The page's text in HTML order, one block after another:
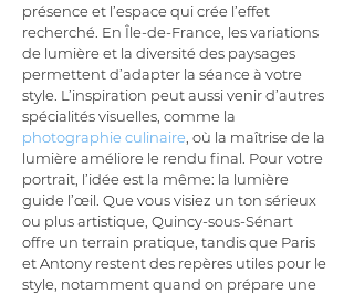
présence et l’espace qui crée l’effet
recherché. En Île-de-France, les variations
de lumière et la diversité des paysages
permettent d’adapter la séance à votre
style. L’inspiration peut aussi venir d’autres
spécialités visuelles, comme la
photographie culinaire , où la maîtrise de la
lumière améliore le rendu final. Pour votre
portrait, l’idée est la même: la lumière
guide l’œil. Que vous visiez un ton sérieux
ou plus artistique, Quincy-sous-Sénart
offre un terrain pratique, tandis que Paris
et Antony restent des repères utiles pour le
style, notamment quand on prépare une